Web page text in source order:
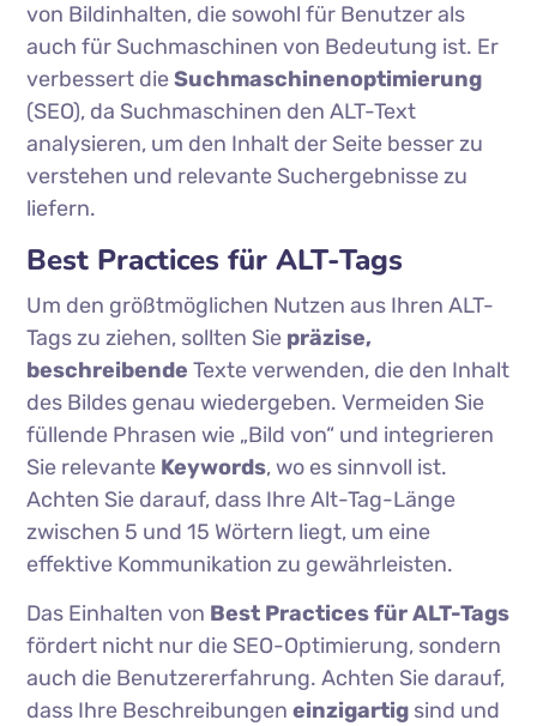
von Bildinhalten, die sowohl für Benutzer als
auch für Suchmaschinen von Bedeutung ist. Er
verbessert dieSuchmaschinenoptimierung
(SEO), da Suchmaschinen den ALT-Text
analysieren, um den Inhalt der Seite besser zu
verstehen und relevante Suchergebnisse zu
liefern.
Best Practices für ALT-Tags
Um den größtmöglichen Nutzen aus Ihren ALT-
Tags zu ziehen, sollten Sie präzise,
beschreibende Texte verwenden, die den Inhalt
des Bildes genau wiedergeben. Vermeiden Sie
füllende Phrasen wie „Bild von“ und integrieren
Sie relevante Keywords, wo es sinnvoll ist.
Achten Sie darauf, dass Ihre Alt-Tag-Länge
zwischen 5 und 15 Wörtern liegt, um eine
effektive Kommunikation zu gewährleisten.
Das Einhalten von Best Practices für ALT-Tags
fördert nicht nur die SEO-Optimierung, sondern
auch die Benutzererfahrung. Achten Sie darauf,
dass Ihre Beschreibungeneinzigartig sind und